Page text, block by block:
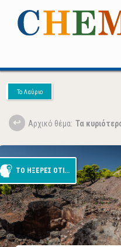
main
Το Λαύριο
Aρχικό θέμα: Τα
ΤΟ ΗΞΕΡΕΣ ΟΤΙ...